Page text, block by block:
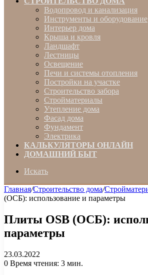
Водопровод и канализация
Инструменты и оборудование
Интерьер дома
Крыша и кровля
Ландшафт
Лестницы
Освещение
Печи и системы отопления
Постройки на участке
Строительство забора
Стройматериалы
Утепление дома
Фасад дома
Фундамент
Электрика
КАЛЬКУЛЯТОРЫ ОНЛАЙН
ДОМАШНИЙ БЫТ
Искать
Главная/Строительство дома/
(ОСБ): использование и параметры
Плиты OSB (ОСБ):
параметры
23.03.2022
0 Время чтения: 3 мин.